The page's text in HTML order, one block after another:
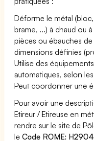
Déforme le métal
brame, ...) à chaud ou
pièces ou ébauches
dimensions définies
Utilise des
automatiques, selon
Peut coordonner une
Pour avoir une
Etireur / Etireuse en
rendre sur le site de
leCode ROME: H2904